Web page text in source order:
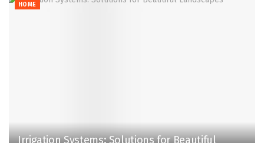
HOME
Irrigation Systems: Solutions for Beautiful